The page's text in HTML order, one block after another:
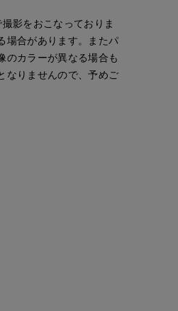
影をおこなっておりま
場合があります。またパ
のカラーが異なる場合も
なりませんので、予めご